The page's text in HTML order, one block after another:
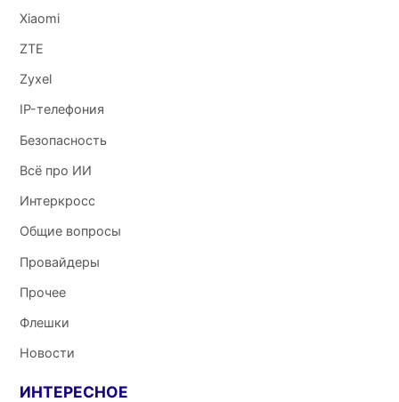
Xiaomi
ZTE
Zyxel
IP-телефония
Безопасность
Всё про ИИ
Интеркросс
Общие вопросы
Провайдеры
Прочее
Флешки
Новости
ИНТЕРЕСНОЕ